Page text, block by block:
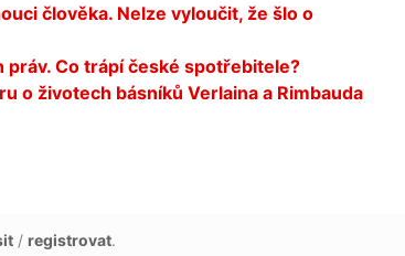
člověka. Nelze vyloučit, že šlo o
Co trápí české spotřebitele?
o životech básníků Verlaina a Rimbauda
/ registrovat.